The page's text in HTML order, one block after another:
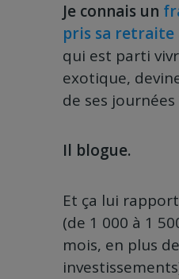
Je connais un
pris sa retraite
qui est parti
exotique,
de ses journées
Il blogue.
Et ça lui
(de 1 000 à 1
mois, en plus